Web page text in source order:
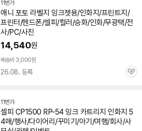
11번가
애니 포토 라벨지 잉크젯용/인화지/프린트지/
프린터/헨드폰/셀피/컬러/승화/인화/무광택/전
사/PC/사진
14,540원
배송비 3,000원
26.08. 등록
관
11번가
셀피 CP1500 RP-54 잉크 카트리지 인화지 5
4매/행사/다이어리/꾸미기/아기/여행/회사/사